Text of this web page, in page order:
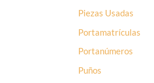
Piezas Usadas
Portamatrículas
Portanúmeros
Puños